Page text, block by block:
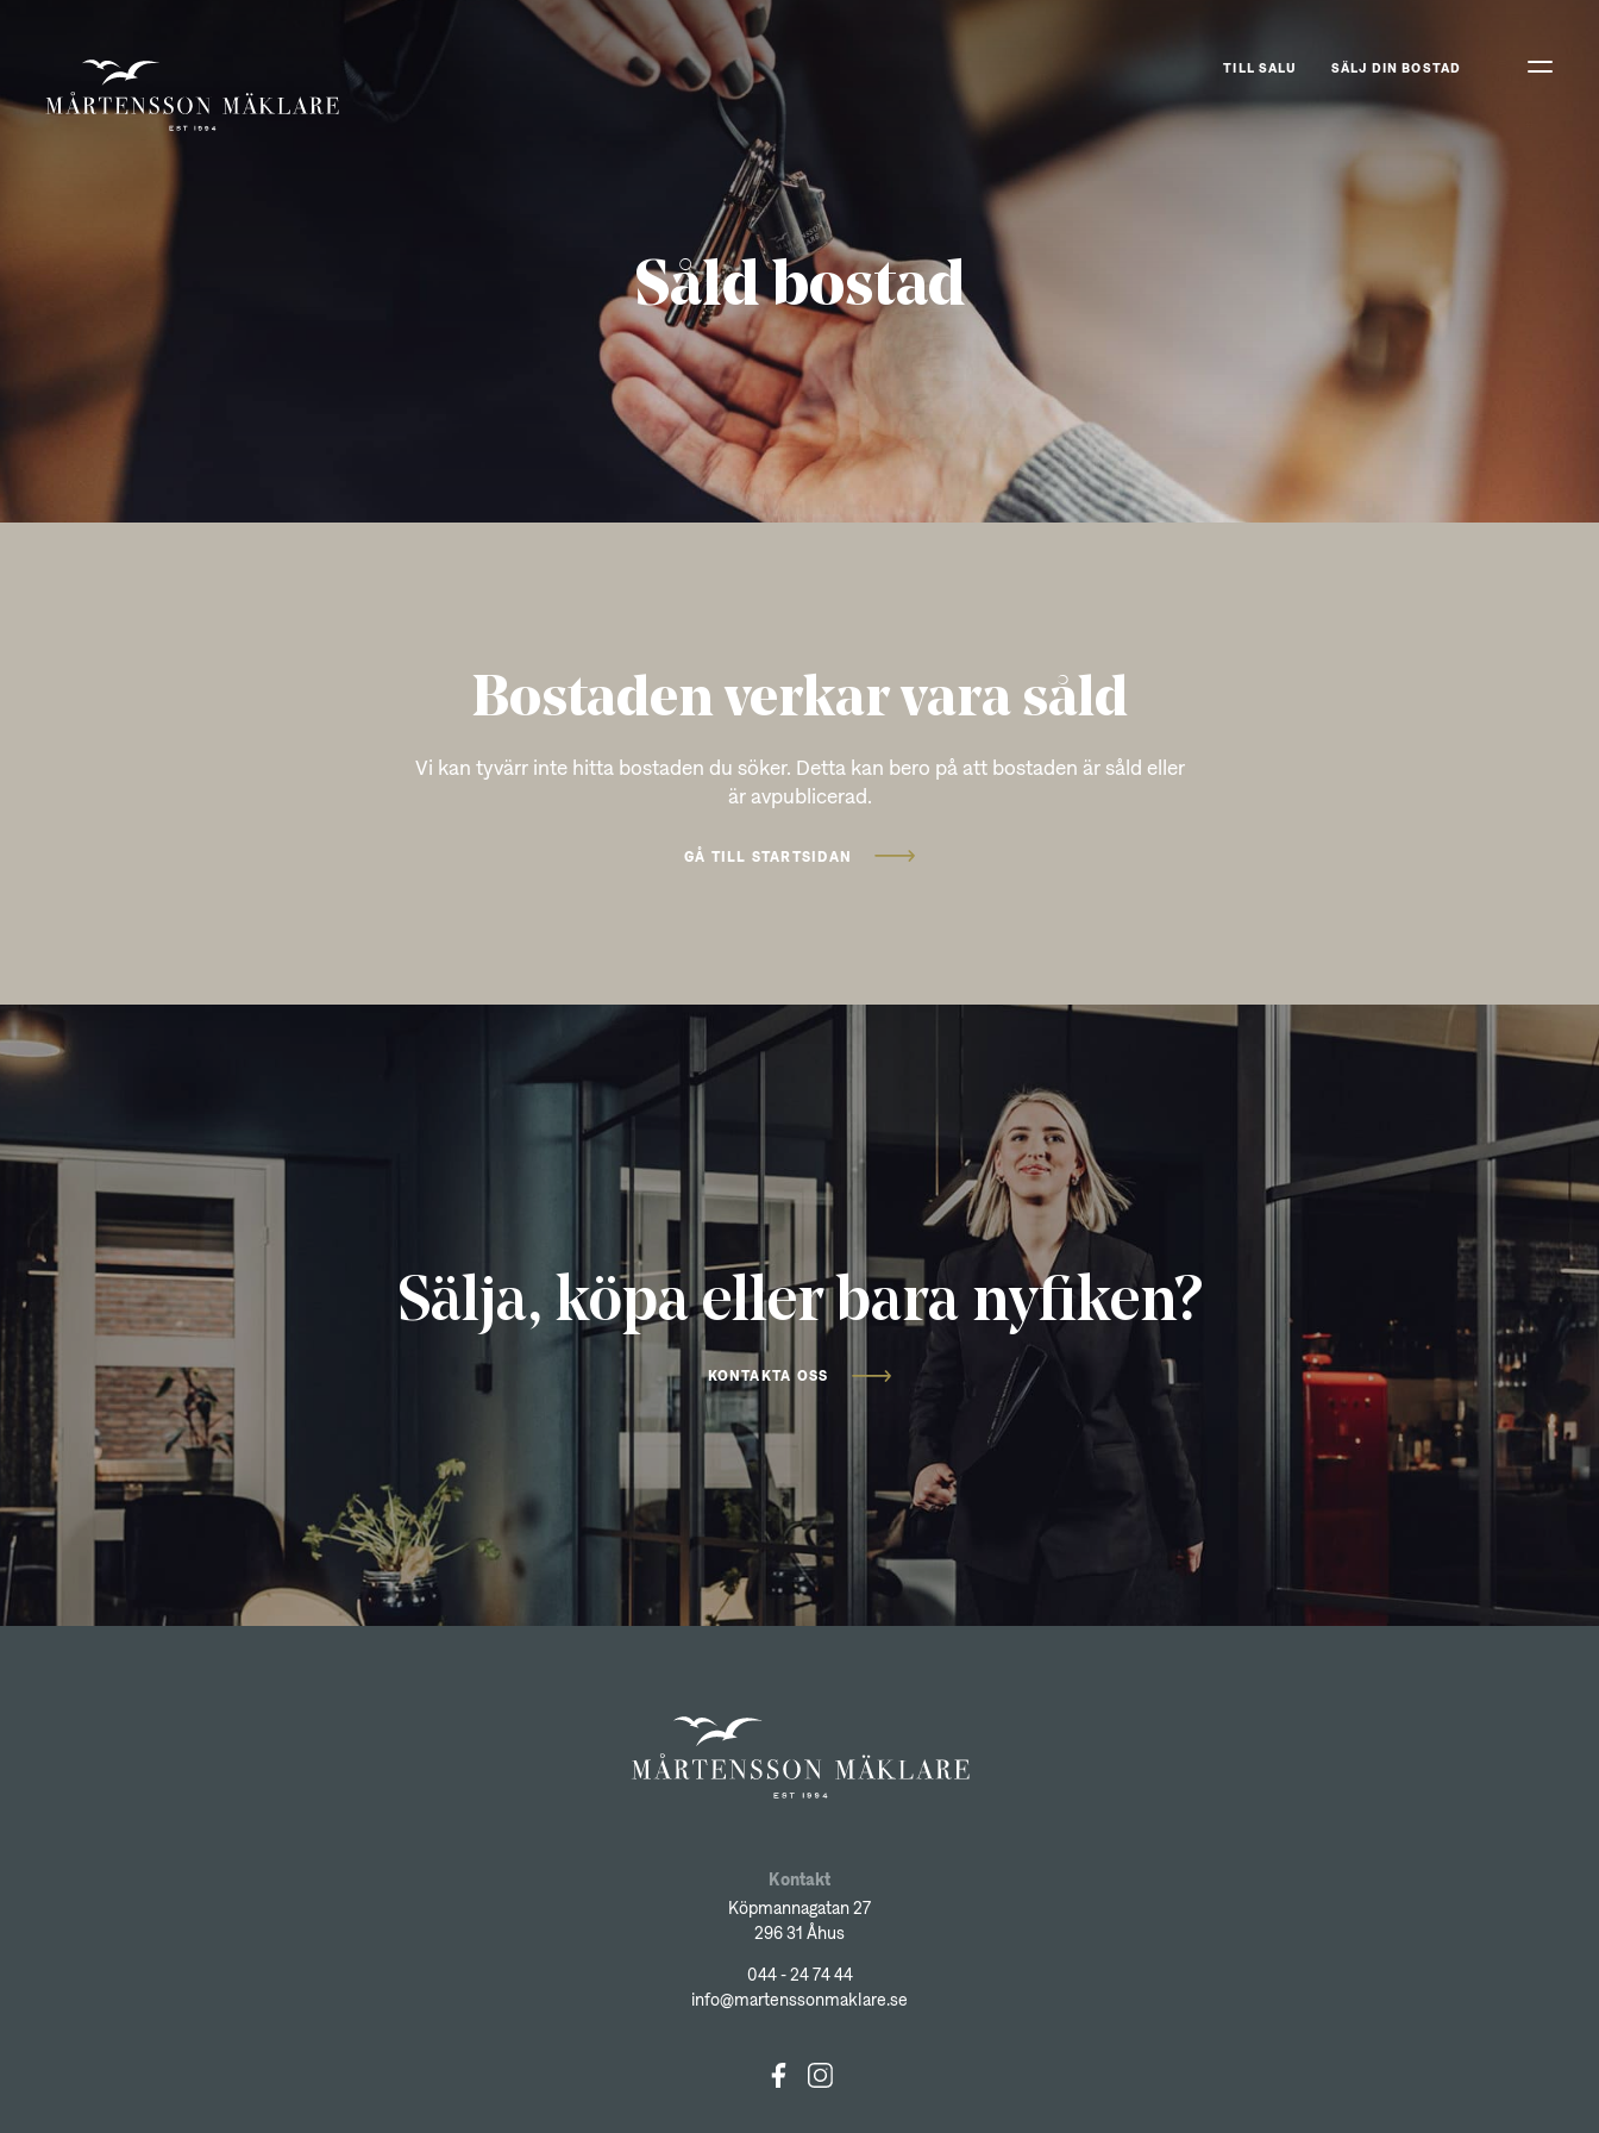
TILL SALU SÄLJ DIN BOSTAD
Såld bostad
Bostaden verkar vara såld
Vi kan tyvärr inte hitta bostaden du söker. Detta kan bero på att bostaden är såld eller
är avpublicerad.
GÅ TILL STARTSIDAN
Sälja, köpa eller bara nyfiken?
KONTAKTA OSS
Kontakt
Köpmannagatan 27
296 31 Åhus
044 - 24 74 44
info@martenssonmaklare.se